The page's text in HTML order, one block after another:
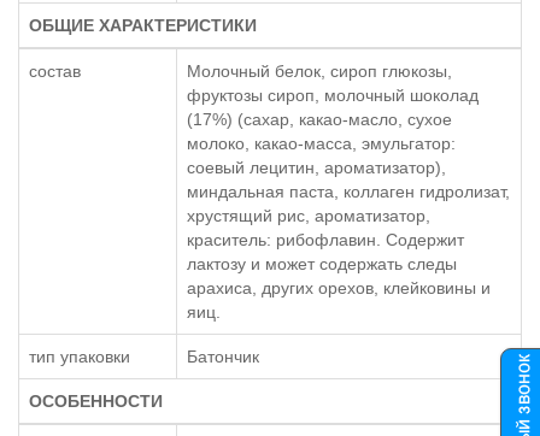
ОБЩИЕ ХАРАКТЕРИСТИКИ
состав
Молочный белок, сироп глюкозы,
фруктозы сироп, молочный шоколад
(17%) (сахар, какао-масло, сухое
молоко, какао-масса, эмульгатор:
соевый лецитин, ароматизатор),
миндальная паста, коллаген гидролизат,
хрустящий рис, ароматизатор,
краситель: рибофлавин. Содержит
лактозу и может содержать следы
арахиса, других орехов, клейковины и
яиц.
тип упаковки Батончик
ОСОБЕННОСТИ